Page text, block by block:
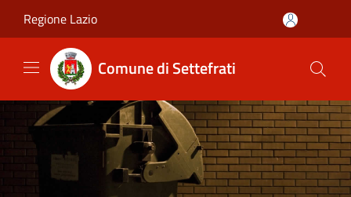
Regione Lazio
Comune di Settefrati